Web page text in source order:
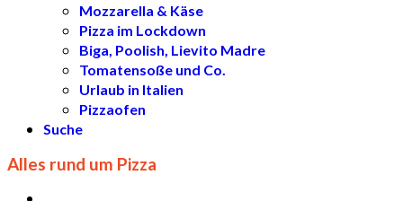
Mozzarella & Käse
Pizza im Lockdown
Biga, Poolish, Lievito Madre
Tomatensoße und Co.
Urlaub in Italien
Pizzaofen
Suche
Alles rund um Pizza